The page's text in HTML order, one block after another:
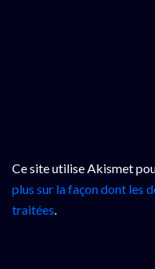
Ce site utilise Akismet
plus sur la façon dont les
traitées.